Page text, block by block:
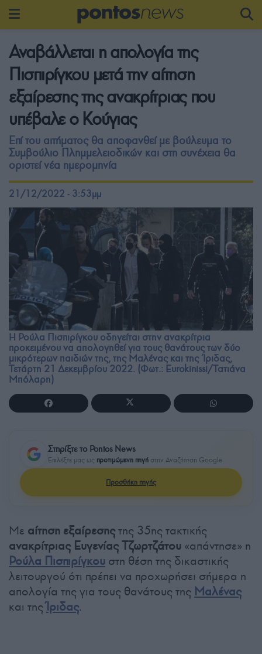
Αναβάλλεται η απολογία της
Πισπιρίγκου μετά την αίτηση
εξαίρεσης της ανακρίτριας που
υπέβαλε ο Κούγιας
Επί του αιτήματος θα αποφανθεί με βούλευμα το
Συμβούλιο Πλημμελειοδικών και στη συνέχεια θα
οριστεί νέα ημερομηνία
21/12/2022 - 3:53μμ
Η Ρούλα Πισπιρίγκου οδηγείται στην ανακρίτρια
προκειμένου να απολογηθεί για τους θανάτους των δύο
μικρότερων παιδιών της, της Μαλένας και της Ίριδας,
Τετάρτη 21 Δεκεμβρίου 2022. (Φωτ.: Eurokinissi/Τατιάνα
Μπόλαρη)
Στηρίξτε το Pontos News
Επιλέξτε μας ως προτιμώμενη πηγή στην Αναζήτηση Google
Προσθήκη πηγής
Με αίτηση εξαίρεσηςτης 35ης τακτικής
ανακρίτριας Ευγενίας Τζωρτζάτου «απάντησε» η
Ρούλα Πισπιρίγκου στη θέση της δικαστικής
λειτουργού ότι πρέπει να προχωρήσει σήμερα η
απολογία της για τους θανάτους της Μαλένας
και τηςΊριδας.